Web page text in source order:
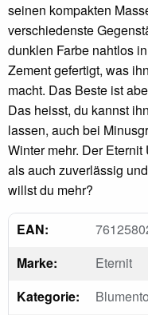
seinen kompakten
verschiedenste
dunklen Farbe nahtlos
Zement gefertigt, was
macht. Das Beste ist
Das heisst, du kannst
lassen, auch bei
Winter mehr. Der
als auch zuverlässig
willst du mehr?
EAN:
Marke:
Eternit
Kategorie: